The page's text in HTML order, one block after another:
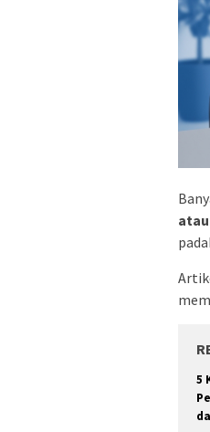
5